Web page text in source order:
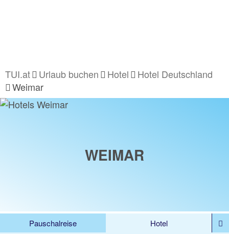
TUI.at Urlaub buchen Hotel
Hotel Deutschland
Weimar
WEIMAR
Pauschalreise
Hotel